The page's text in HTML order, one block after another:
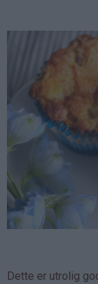
Dette er utrolig